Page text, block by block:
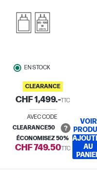
EN STOCK
CLEARANCE
CHF 1,499.-TTC
AVEC CODE
CLEARANCE50
ÉCONOMISEZ 50%
CHF 749.50TTC
VOIR
AU